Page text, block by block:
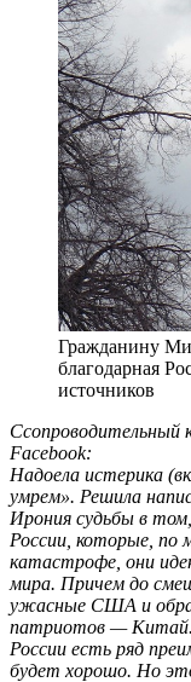
Гражданину
благодарная
источников
Ссопроводительный
Facebook:
Надоела истерика
умрем». Решила
Ирония судьбы в
России, которые, по
катастрофе, они
мира. Причем до
ужасные США и
патриотов —
России есть ряд
будет хорошо. Но